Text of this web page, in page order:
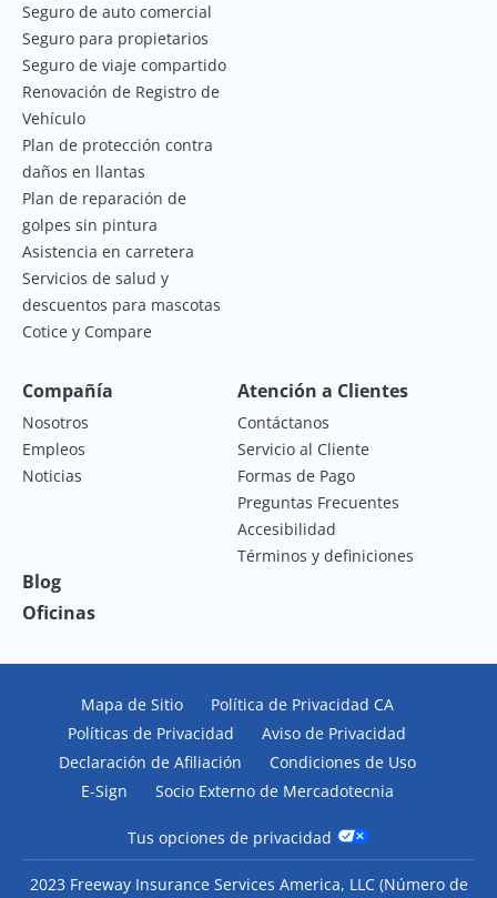
Seguro de auto comercial
Seguro para propietarios
Seguro de viaje compartido
Renovación de Registro de
Vehículo
Plan de protección contra
daños en llantas
Plan de reparación de
golpes sin pintura
Asistencia en carretera
Servicios de salud y
descuentos para mascotas
Cotice y Compare
Compañía
Nosotros
Empleos
Noticias
Atención a Clientes
Contáctanos
Servicio al Cliente
Formas de Pago
Preguntas Frecuentes
Accesibilidad
Términos y definiciones
Blog
Oficinas
Mapa de Sitio
Política de Privacidad CA
Políticas de Privacidad
Aviso de Privacidad
Declaración de Afiliación
Condiciones de Uso
E-Sign
Socio Externo de Mercadotecnia
Tus opciones de privacidad
2023 Freeway Insurance Services America, LLC (Número de